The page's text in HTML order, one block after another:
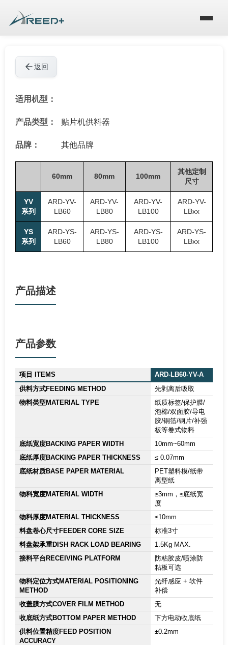
返回
适用机型：
产品类型： 贴片机供料器
品牌： 其他品牌
60mm 80mm 100mm
其他定制
尺寸
YV
系列
ARD-YV-
LB60
ARD-YV-
LB80
ARD-YV-
LB100
ARD-YV-
LBxx
YS
系列
ARD-YS-
LB60
ARD-YS-
LB80
ARD-YS-
LB100
ARD-YS-
LBxx
产品描述
产品参数
项目 ITEMS
ARD-LB60-YV-A
供料方式FEEDING METHOD
先剥离后吸取
物料类型MATERIAL TYPE
纸质标签/保护膜/
泡棉/双面胶/导电
胶/铜箔/钢片/补强
板等卷式物料
底纸宽度BACKING PAPER WIDTH
10mm~60mm
底纸厚度BACKING PAPER THICKNESS
≤ 0.07mm
底纸材质BASE PAPER MATERIAL
PET塑料模/纸带
离型纸
物料宽度MATERIAL WIDTH
≥3mm，≤底纸宽
度
物料厚度MATERIAL THICKNESS
≤10mm
料盘卷心尺寸FEEDER CORE SIZE
标准3寸
料盘架承重DISH RACK LOAD BEARING
1.5Kg MAX.
接料平台RECEIVING PLATFORM
防粘胶皮/喷涂防
粘板可选
物料定位方式MATERIAL POSITIONING
METHOD
光纤感应 + 软件
补偿
收盖膜方式COVER FILM METHOD
无
收底纸方式BOTTOM PAPER METHOD
下方电动收底纸
供料位置精度FEED POSITION
ACCURACY
±0.2mm